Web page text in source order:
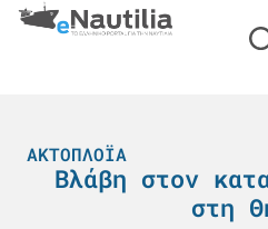
ΑΚΤΟΠΛΟΪΑ
Βλάβη στον
στη